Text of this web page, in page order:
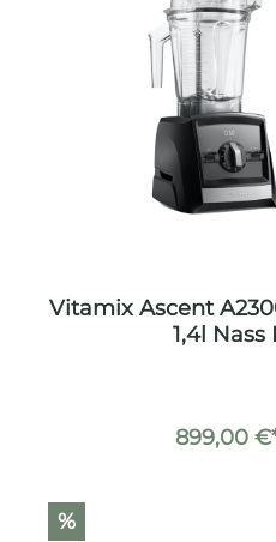
Vitamix Ascent
1,4l
899,00
%